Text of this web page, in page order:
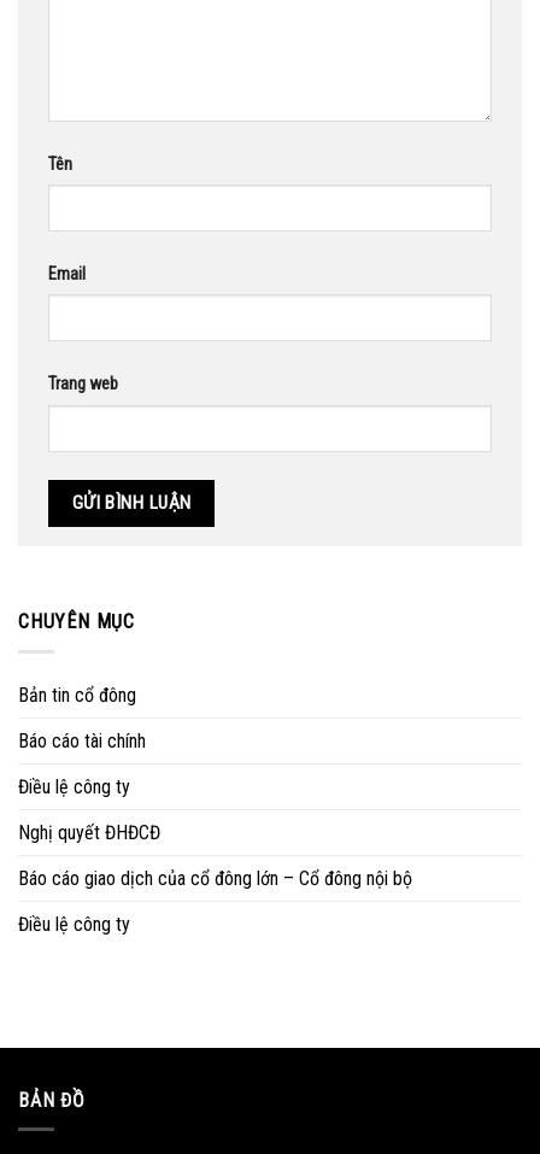
Tên
Email
Trang web
CHUYÊN MỤC
Bản tin cổ đông
Báo cáo tài chính
Điều lệ công ty
Nghị quyết ĐHĐCĐ
Báo cáo giao dịch của cổ đông lớn – Cổ đông nội bộ
Điều lệ công ty
BẢN ĐỒ